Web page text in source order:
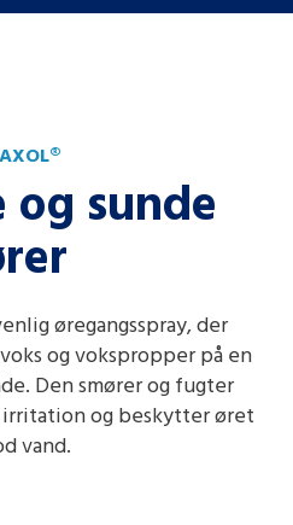
og sunde
øregangsspray, der
og vokspropper på en
Den smører og fugter
og beskytter øret
vand.